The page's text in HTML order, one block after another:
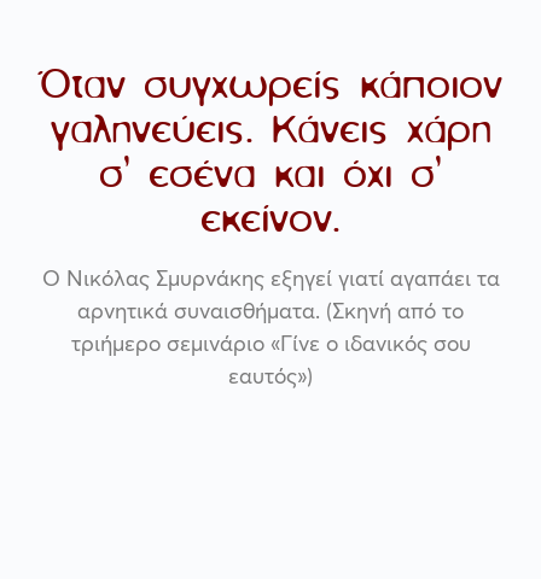
Όταν συγχωρείς κάποιον
γαληνεύεις. Κάνεις χάρη
σ’ εσένα και όχι σ’
εκείνον.
Ο Νικόλας Σμυρνάκης εξηγεί γιατί αγαπάει τα
αρνητικά συναισθήματα. (Σκηνή από το
τριήμερο σεμινάριο «Γίνε ο ιδανικός σου
εαυτός»)